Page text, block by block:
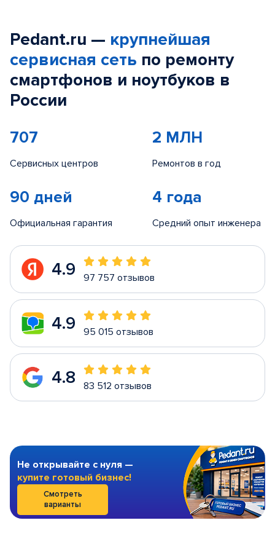
Pedant.ru — крупнейшая
сервисная сеть по ремонту
смартфонов и ноутбуков в
России
707
Сервисных центров
2 МЛН
Ремонтов в год
90 дней
Официальная гарантия
4 года
Средний опыт инженера
4.9 97 757 отзывов
4.9 95 015 отзывов
4.8 83 512 отзывов
Не открывайте с нуля —
купите готовый бизнес!
Смотреть
варианты